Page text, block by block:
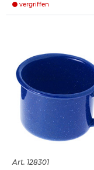
vergriffen
Art. 128301